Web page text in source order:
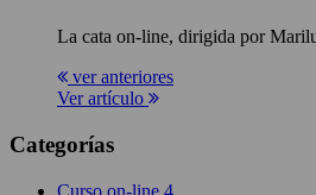
La cata on-line, dirigida por
ver anteriores
Ver artículo
Categorías
Curso on-line 4